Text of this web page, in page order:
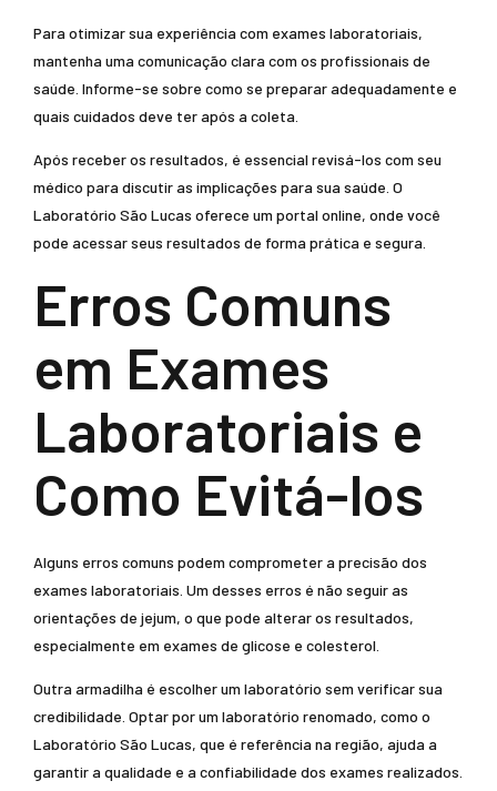
Para otimizar sua experiência com exames laboratoriais,
mantenha uma comunicação clara com os profissionais de
saúde. Informe-se sobre como se preparar adequadamente e
quais cuidados deve ter após a coleta.
Após receber os resultados, é essencial revisá-los com seu
médico para discutir as implicações para sua saúde. O
Laboratório São Lucas oferece um portal online, onde você
pode acessar seus resultados de forma prática e segura.
Erros Comuns
em Exames
Laboratoriais e
Como Evitá-los
Alguns erros comuns podem comprometer a precisão dos
exames laboratoriais. Um desses erros é não seguir as
orientações de jejum, o que pode alterar os resultados,
especialmente em exames de glicose e colesterol.
Outra armadilha é escolher um laboratório sem verificar sua
credibilidade. Optar por um laboratório renomado, como o
Laboratório São Lucas, que é referência na região, ajuda a
garantir a qualidade e a confiabilidade dos exames realizados.